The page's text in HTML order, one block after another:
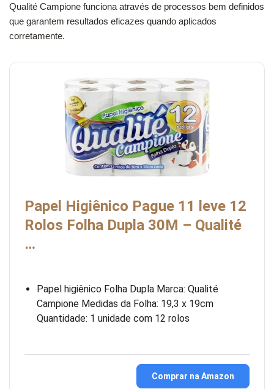
Qualité Campione funciona através de processos bem definidos
que garantem resultados eficazes quando aplicados
corretamente.
Papel Higiênico Pague 11 leve 12
Rolos Folha Dupla 30M – Qualité
…
Papel higiênico Folha Dupla Marca: Qualité
Campione Medidas da Folha: 19,3 x 19cm
Quantidade: 1 unidade com 12 rolos
Comprar na Amazon